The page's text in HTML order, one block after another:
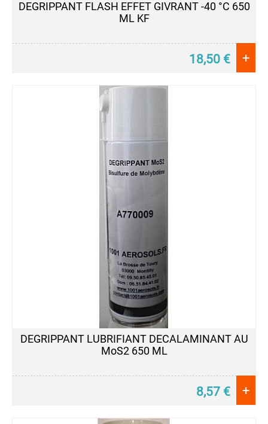
DEGRIPPANT FLASH EFFET GIVRANT -40 °C 650
ML KF
18,50 € +
DEGRIPPANT LUBRIFIANT DECALAMINANT AU
MoS2 650 ML
8,57 € +